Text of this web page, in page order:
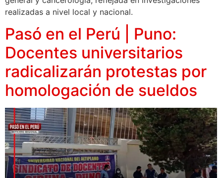
realizadas a nivel local y nacional.
Pasó en el Perú | Puno:
Docentes universitarios
radicalizarán protestas por
homologación de sueldos